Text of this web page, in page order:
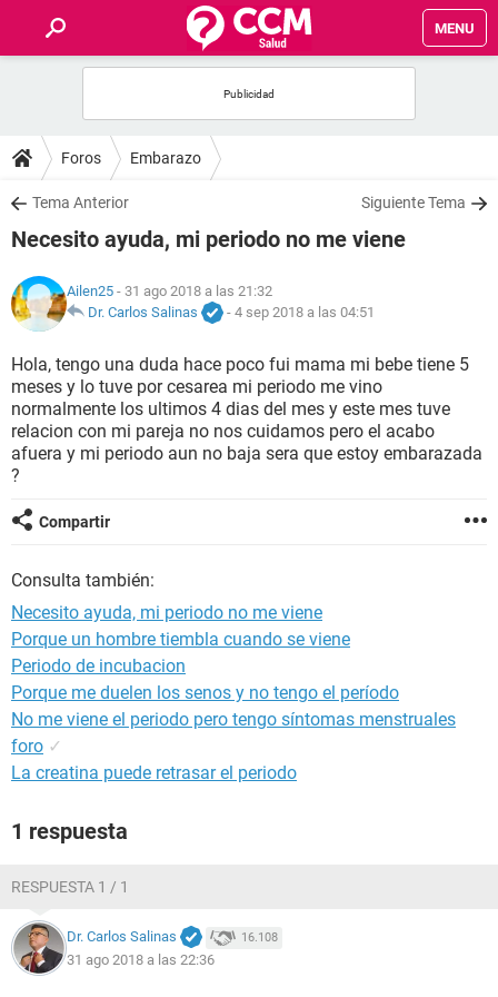
MENU
FOROS
SALUD
NUTRICIÓN
BIENESTAR
SEXUALIDAD
GLOSARIO
Foros Embarazo
Tema Anterior Siguiente Tema
Necesito ayuda, mi periodo no me viene
Ailen25 - 31 ago 2018 a las 21:32
Dr. Carlos Salinas
- 4 sep 2018 a las 04:51
Hola, tengo una duda hace poco fui mama mi bebe tiene 5
meses y lo tuve por cesarea mi periodo me vino
normalmente los ultimos 4 dias del mes y este mes tuve
relacion con mi pareja no nos cuidamos pero el acabo
afuera y mi periodo aun no baja sera que estoy embarazada
?
Compartir
Consulta también:
Necesito ayuda, mi periodo no me viene
Porque un hombre tiembla cuando se viene
Periodo de incubacion
Porque me duelen los senos y no tengo el período
No me viene el periodo pero tengo síntomas menstruales
foro ✓
La creatina puede retrasar el periodo
1 respuesta
RESPUESTA 1 / 1
Dr. Carlos Salinas 16.108
31 ago 2018 a las 22:36